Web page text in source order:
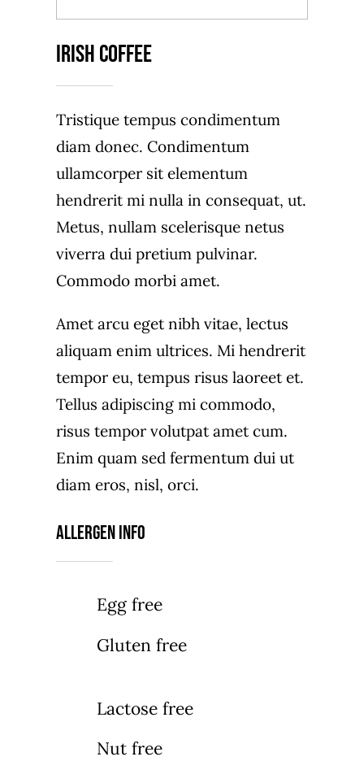
Irish Coffee
Tristique tempus condimentum
diam donec. Condimentum
ullamcorper sit elementum
hendrerit mi nulla in consequat, ut.
Metus, nullam scelerisque netus
viverra dui pretium pulvinar.
Commodo morbi amet.
Amet arcu eget nibh vitae, lectus
aliquam enim ultrices. Mi hendrerit
tempor eu, tempus risus laoreet et.
Tellus adipiscing mi commodo,
risus tempor volutpat amet cum.
Enim quam sed fermentum dui ut
diam eros, nisl, orci.
Allergen Info
Egg free
Gluten free
Lactose free
Nut free